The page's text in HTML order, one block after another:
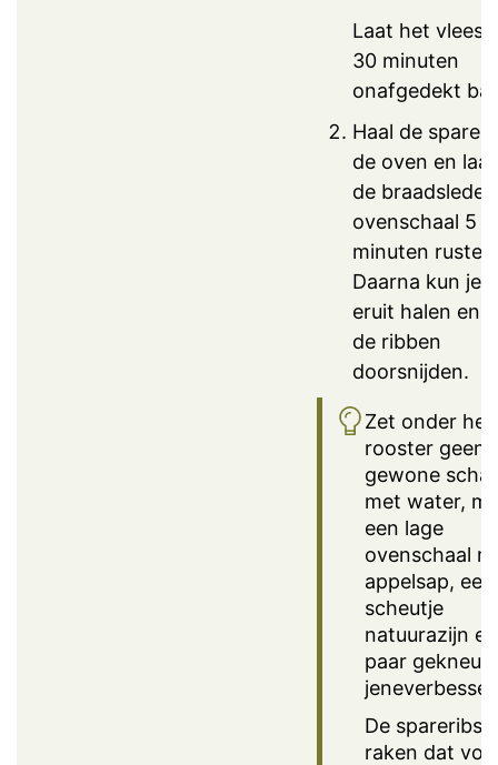
Laat het vlees
30 minuten
onafgedekt
Haal de
de oven en
de braadslede
ovenschaal 5
minuten
Daarna kun je
eruit halen en
de ribben
doorsnijden.
Zet onder het
rooster geen
gewone
met water,
een lage
ovenschaal
appelsap, een
scheutje
natuurazijn
paar
De spareribs
raken dat